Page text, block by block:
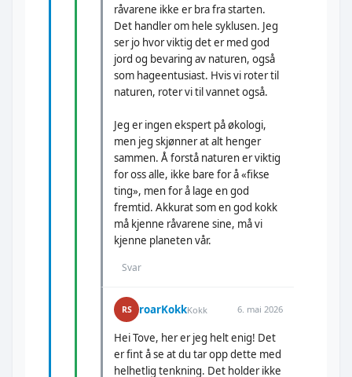
råvarene ikke er bra fra starten.
Det handler om hele syklusen. Jeg
ser jo hvor viktig det er med god
jord og bevaring av naturen, også
som hageentusiast. Hvis vi roter til
naturen, roter vi til vannet også.
Jeg er ingen ekspert på økologi,
men jeg skjønner at alt henger
sammen. Å forstå naturen er viktig
for oss alle, ikke bare for å «fikse
ting», men for å lage en god
fremtid. Akkurat som en god kokk
må kjenne råvarene sine, må vi
kjenne planeten vår.
Svar
RS roarKokkKokk 6. mai 2026
Hei Tove, her er jeg helt enig! Det
er fint å se at du tar opp dette med
helhetlig tenkning. Det holder ikke